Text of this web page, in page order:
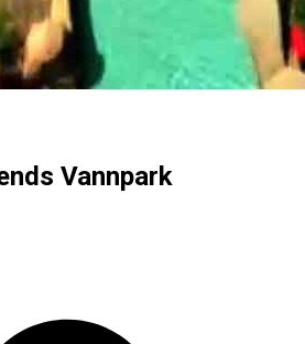
Vannpark